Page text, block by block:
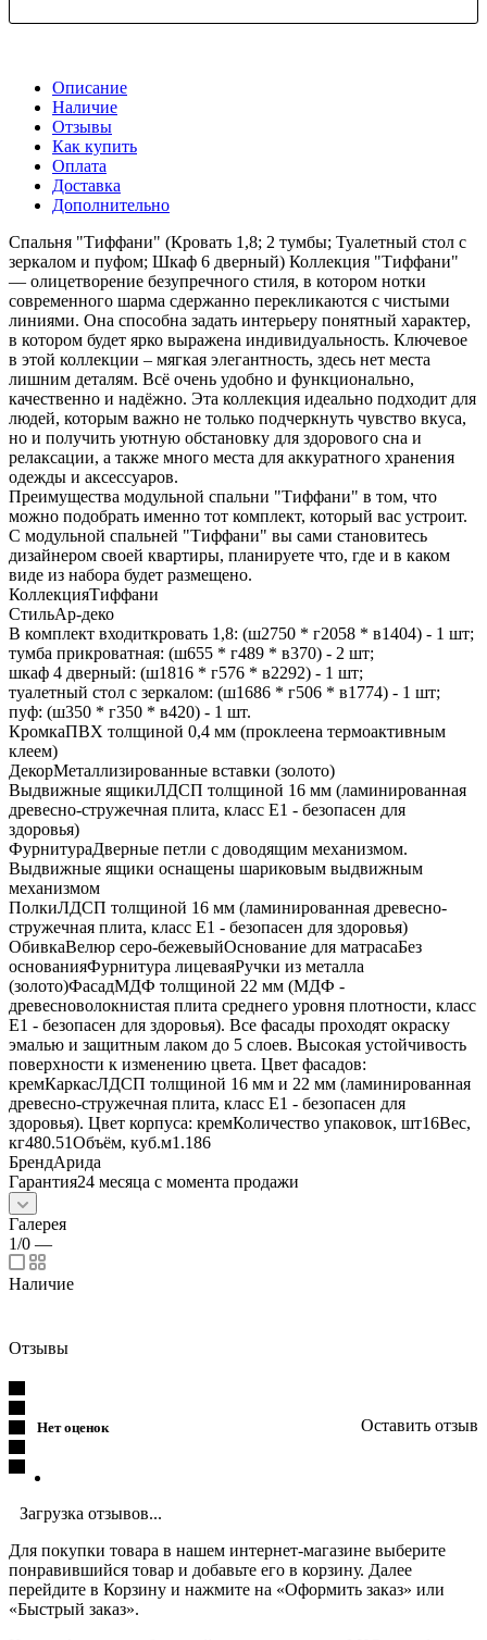
Описание
Наличие
Отзывы
Как купить
Оплата
Доставка
Дополнительно
Спальня "Тиффани" (Кровать 1,8; 2 тумбы; Туалетный стол с
зеркалом и пуфом; Шкаф 6 дверный) Коллекция "Тиффани"
— олицетворение безупречного стиля, в котором нотки
современного шарма сдержанно перекликаются с чистыми
линиями. Она способна задать интерьеру понятный характер,
в котором будет ярко выражена индивидуальность. Ключевое
в этой коллекции – мягкая элегантность, здесь нет места
лишним деталям. Всё очень удобно и функционально,
качественно и надёжно. Эта коллекция идеально подходит для
людей, которым важно не только подчеркнуть чувство вкуса,
но и получить уютную обстановку для здорового сна и
релаксации, а также много места для аккуратного хранения
одежды и аксессуаров.
Преимущества модульной спальни "Тиффани" в том, что
можно подобрать именно тот комплект, который вас устроит.
С модульной спальней "Тиффани" вы сами становитесь
дизайнером своей квартиры, планируете что, где и в каком
виде из набора будет размещено.
КоллекцияТиффани
СтильАр-деко
В комплект входиткровать 1,8: (ш2750 * г2058 * в1404) - 1 шт;
тумба прикроватная: (ш655 * г489 * в370) - 2 шт;
шкаф 4 дверный: (ш1816 * г576 * в2292) - 1 шт;
туалетный стол с зеркалом: (ш1686 * г506 * в1774) - 1 шт;
пуф: (ш350 * г350 * в420) - 1 шт.
КромкаПВХ толщиной 0,4 мм (проклеена термоактивным
клеем)
ДекорМеталлизированные вставки (золото)
Выдвижные ящикиЛДСП толщиной 16 мм (ламинированная
древесно-стружечная плита, класс E1 - безопасен для
здоровья)
ФурнитураДверные петли с доводящим механизмом.
Выдвижные ящики оснащены шариковым выдвижным
механизмом
ПолкиЛДСП толщиной 16 мм (ламинированная древесно-
стружечная плита, класс E1 - безопасен для здоровья)
ОбивкаВелюр серо-бежевыйОснование для матрасаБез
основанияФурнитура лицеваяРучки из металла
(золото)ФасадМДФ толщиной 22 мм (МДФ -
древесноволокнистая плита среднего уровня плотности, класс
E1 - безопасен для здоровья). Все фасады проходят окраску
эмалью и защитным лаком до 5 слоев. Высокая устойчивость
поверхности к изменению цвета. Цвет фасадов:
кремКаркасЛДСП толщиной 16 мм и 22 мм (ламинированная
древесно-стружечная плита, класс E1 - безопасен для
здоровья). Цвет корпуса: кремКоличество упаковок, шт16Вес,
кг480.51Объём, куб.м1.186
БрендАрида
Гарантия24 месяца с момента продажи
Галерея
1/0 —
Наличие
Отзывы
Нет оценок Оставить отзыв
Загрузка отзывов...
Для покупки товара в нашем интернет-магазине выберите
понравившийся товар и добавьте его в корзину. Далее
перейдите в Корзину и нажмите на «Оформить заказ» или
«Быстрый заказ».